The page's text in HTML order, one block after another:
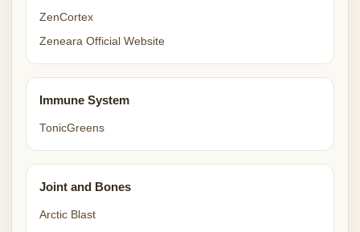
ZenCortex
Zeneara Official Website
Immune System
TonicGreens
Joint and Bones
Arctic Blast